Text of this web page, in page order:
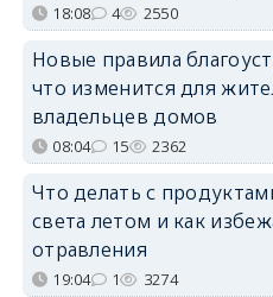
18:08 4 2550
Новые правила
что изменится для
владельцев домов
08:04 15 2362
Что делать с
света летом и как
отравления
19:04 1 3274